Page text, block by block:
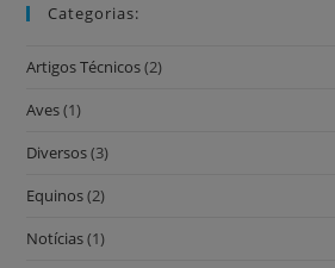
Categorias:
Artigos Técnicos(2)
Aves(1)
Diversos(3)
Equinos(2)
Notícias(1)